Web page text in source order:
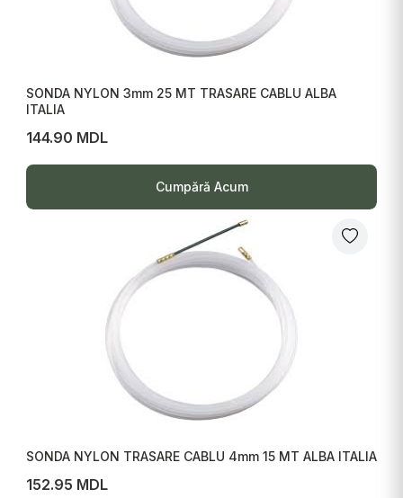
SONDA NYLON 3mm 25 MT TRASARE CABLU ALBA
ITALIA
144.90 MDL
Cumpără Acum
SONDA NYLON TRASARE CABLU 4mm 15 MT ALBA ITALIA
152.95 MDL